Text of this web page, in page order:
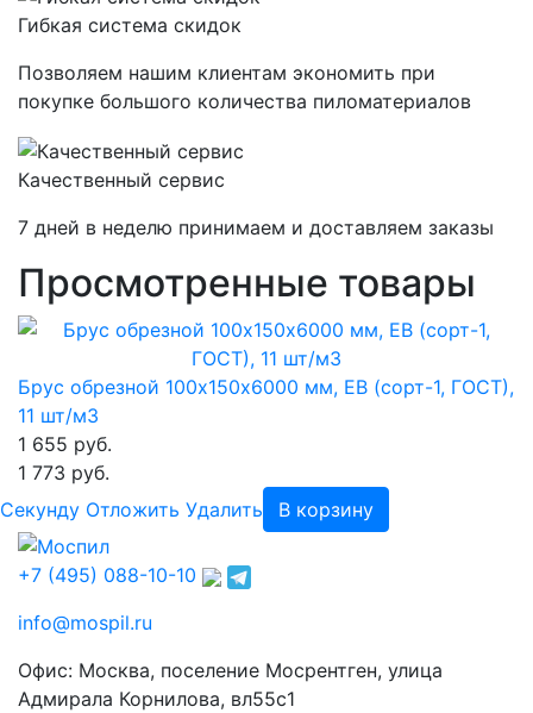
Гибкая система скидок
Позволяем нашим клиентам экономить при
покупке большого количества пиломатериалов
Качественный сервис
7 дней в неделю принимаем и доставляем заказы
Просмотренные товары
Брус обрезной 100х150х6000 мм, ЕВ (сорт-1, ГОСТ),
11 шт/м3
1 655 руб.
1 773 руб.
Cекунду Отложить Удалить В корзину
+7 (495) 088-10-10
info@mospil.ru
Офис: Москва, поселение Мосрентген, улица
Адмирала Корнилова, вл55с1